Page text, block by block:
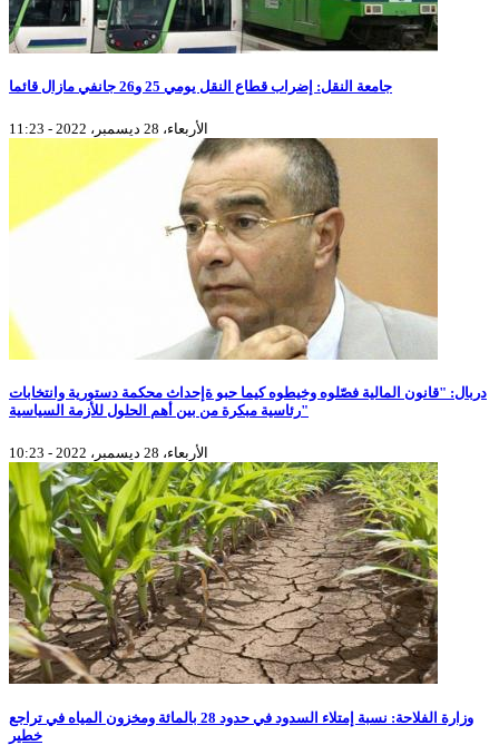
جامعة النقل: إضراب قطاع النقل يومي 25 و26 جانفي مازال قائما
الأربعاء، 28 ديسمبر، 2022 - 11:23
دربال: "قانون المالية فصّلوه وخيطوه كيما حبو ةإحداث محكمة دستورية وانتخابات
رئاسية مبكرة من بين أهم الحلول للأزمة السياسية"
الأربعاء، 28 ديسمبر، 2022 - 10:23
وزارة الفلاحة: نسبة إمتلاء السدود في حدود 28 بالمائة ومخزون المياه في تراجع
خطير